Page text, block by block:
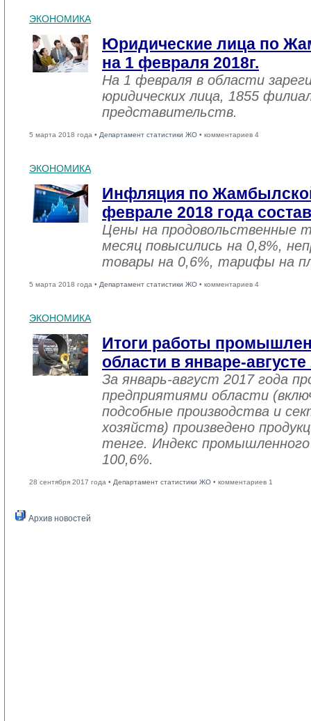
ЭКОНОМИКА
Юридические лица по
на 1 февраля 2018г.
На 1 февраля в области
юридических лица, 1855
представительств.
5 марта 2018 года • Департамент статистики ЖО • комментариев 4
ЭКОНОМИКА
Инфляция по
феврале 2018 года
Цены на продовольственные
месяц повысились на 0,8%,
товары на 0,6%, тарифы на
5 марта 2018 года • Департамент статистики ЖО • комментариев 4
ЭКОНОМИКА
Итоги работы
области в январе-августе
За январь-август 2017 года
предприятиями области
подсобные производства и
хозяйств) произведено
тенге. Индекс
100,6%.
28 сентября 2017 года • Департамент статистики ЖО • комментариев 1
Архив новостей